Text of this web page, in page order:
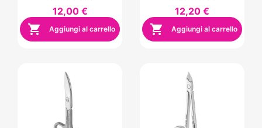
12,00 €
 Aggiungi al carrello
12,20 €
 Aggiungi al carrello